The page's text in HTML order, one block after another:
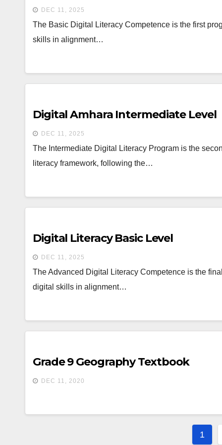
DEC 11, 2025
The Basic Digital Literacy Competence is the first
skills in alignment…
Digital Amhara Intermediate Level
DEC 11, 2025
The Intermediate Digital Literacy Program is the
literacy framework, following the…
Digital Literacy Basic Level
DEC 11, 2025
The Advanced Digital Literacy Competence is the
digital skills in alignment…
Grade 9 Geography Textbook
DEC 11, 2020
1